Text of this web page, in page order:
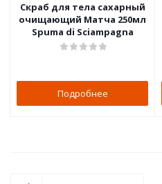
Скраб для тела сахарный
очищающий Матча 250мл
Spuma di Sciampagna
Подробнее